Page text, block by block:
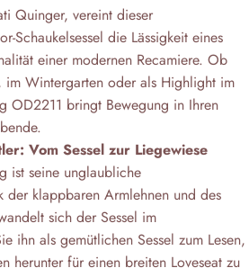
Quinger, vereint dieser
Schaukelsessel die Lässigkeit eines
einer modernen Recamiere. Ob
im Wintergarten oder als Highlight im
OD2211 bringt Bewegung in Ihren
Vom Sessel zur Liegewiese
ist seine unglaubliche
der klappbaren Armlehnen und des
sich der Sessel im
ihn als gemütlichen Sessel zum Lesen,
herunter für einen breiten Loveseat zu